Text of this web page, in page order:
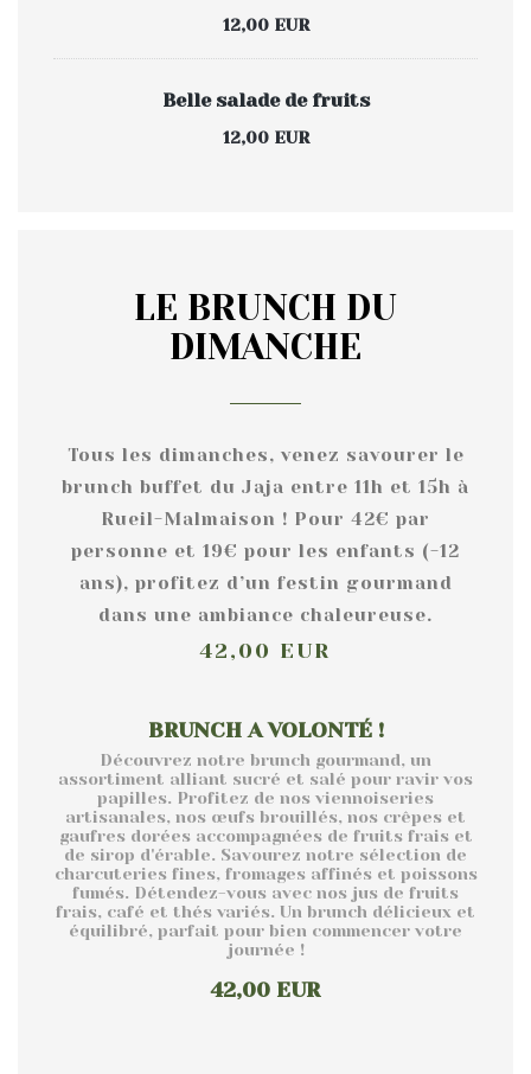
12,00 EUR
Belle salade de fruits
12,00 EUR
LE BRUNCH DU
DIMANCHE
Tous les dimanches, venez savourer le
brunch buffet du Jaja entre 11h et 15h à
Rueil-Malmaison ! Pour 42€ par
personne et 19€ pour les enfants (-12
ans), profitez d’un festin gourmand
dans une ambiance chaleureuse.
42,00 EUR
BRUNCH A VOLONTÉ !
Découvrez notre brunch gourmand, un
assortiment alliant sucré et salé pour ravir vos
papilles. Profitez de nos viennoiseries
artisanales, nos œufs brouillés, nos crêpes et
gaufres dorées accompagnées de fruits frais et
de sirop d'érable. Savourez notre sélection de
charcuteries fines, fromages affinés et poissons
fumés. Détendez-vous avec nos jus de fruits
frais, café et thés variés. Un brunch délicieux et
équilibré, parfait pour bien commencer votre
journée !
42,00 EUR